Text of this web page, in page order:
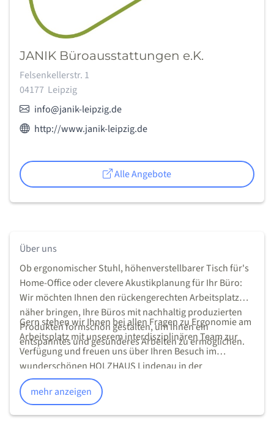
JANIK Büroausstattungen e.K.
Adresse:
Felsenkellerstr. 1
04177 Leipzig
E-Mail:info@janik-leipzig.de
Webseite des Anbieters:
http://www.janik-leipzig.de
Alle Angebote
Über uns
Ob ergonomischer Stuhl, höhenverstellbarer Tisch für's
Home-Office oder clevere Akustikplanung für Ihr Büro:
Wir möchten Ihnen den rückengerechten Arbeitsplatz
näher bringen, Ihre Büros mit nachhaltig produzierten
Produkten formschön gestalten, um Ihnen ein
entspanntes und gesünderes Arbeiten zu ermöglichen.
Gern stehen wir Ihnen bei allen Fragen zu Ergonomie am
Arbeitsplatz mit unserem interdisziplinären Team zur
Verfügung und freuen uns über Ihren Besuch im
wunderschönen HOLZHAUS Lindenau in der
Felsenkellerstraße 1 (werktags von 10-18 Uhr/samstags
von 10-14 Uhr).
mehr anzeigen